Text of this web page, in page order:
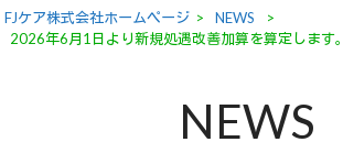
FJケア株式会社ホームページ > NEWS
>
2026年6月1日より新規処遇改善加算を算定します。
NEWS